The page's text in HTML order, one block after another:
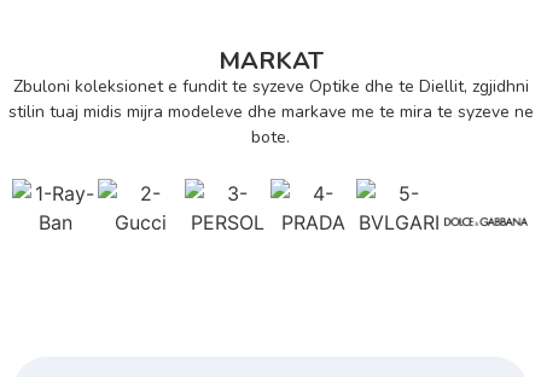
MARKAT
Zbuloni koleksionet e fundit te syzeve Optike dhe te Diellit, zgjidhni
stilin tuaj midis mijra modeleve dhe markave me te mira te syzeve ne
bote.